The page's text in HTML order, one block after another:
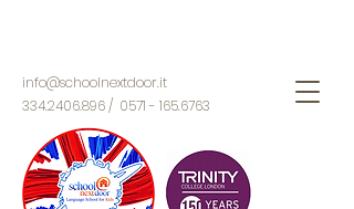
info@schoolnextdoor.it
334.2406.896/ 0571 - 165.6763